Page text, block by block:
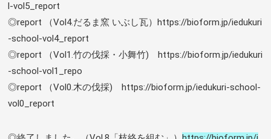
l-vol5_report
◎report （Vol4.だるま窯 いぶし瓦）https://bioform.jp/iedukuri
-school-vol4_report
◎report （Vol1.竹の伐採・小舞竹) https://bioform.jp/iedukuri
-school-vol1_repo
◎report （Vol0.木の伐採) https://bioform.jp/iedukuri-school-
vol0_report